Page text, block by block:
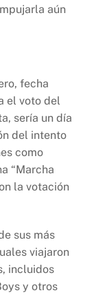
aún
fecha
el voto del
sería un día
del intento
como
“Marcha
la votación
sus más
viajaron
incluidos
y otros